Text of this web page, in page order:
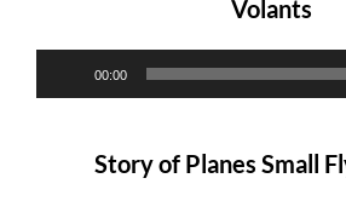
Volants
00:00
Story of Planes Small